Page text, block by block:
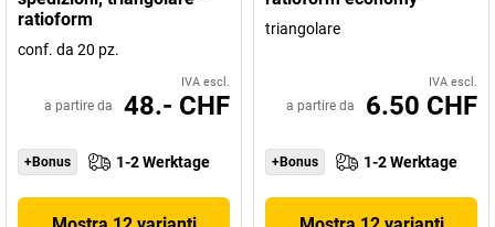
ratioform
conf. da 20 pz.
IVA escl.
a partire da 48.- CHF
+Bonus 1-2 Werktage
triangolare
IVA escl.
a partire da 6.50 CHF
+Bonus 1-2 Werktage